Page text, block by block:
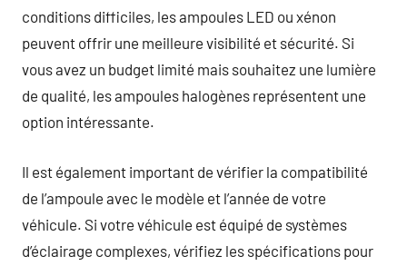
conditions difficiles, les ampoules LED ou xénon
peuvent offrir une meilleure visibilité et sécurité. Si
vous avez un budget limité mais souhaitez une lumière
de qualité, les ampoules halogènes représentent une
option intéressante.
Il est également important de vérifier la compatibilité
de l’ampoule avec le modèle et l’année de votre
véhicule. Si votre véhicule est équipé de systèmes
d’éclairage complexes, vérifiez les spécifications pour